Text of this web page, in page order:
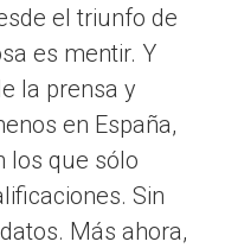
el triunfo de
es mentir. Y
la prensa y
en España,
los que sólo
Sin
Más ahora,